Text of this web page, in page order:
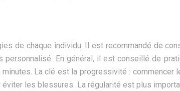
de chaque individu. Il est recommandé de
personnalisé. En général, il est conseillé de
La clé est la progressivité : commencer
les blessures. La régularité est plus